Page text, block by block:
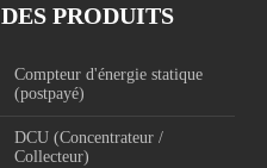
DES PRODUITS
Compteur d'énergie statique
(postpayé)
DCU (Concentrateur /
Collecteur)